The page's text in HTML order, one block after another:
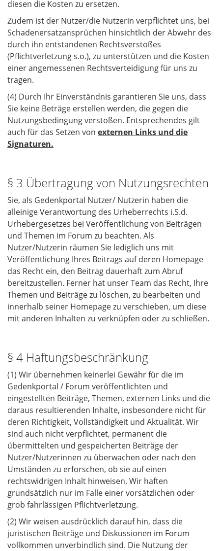
diesen die Kosten zu ersetzen.
Zudem ist der Nutzer/die Nutzerin verpflichtet uns, bei
Schadenersatzansprüchen hinsichtlich der Abwehr des
durch ihn entstandenen Rechtsverstoßes
(Pflichtverletzung s.o.), zu unterstützen und die Kosten
einer angemessenen Rechtsverteidigung für uns zu
tragen.
(4) Durch Ihr Einverständnis garantieren Sie uns, dass
Sie keine Beträge erstellen werden, die gegen die
Nutzungsbedingung verstoßen. Entsprechendes gilt
auch für das Setzen von externen Links und die
Signaturen.
§ 3 Übertragung von Nutzungsrechten
Sie, als Gedenkportal Nutzer/ Nutzerin haben die
alleinige Verantwortung des Urheberrechts i.S.d.
Urhebergesetzes bei Veröffentlichung von Beiträgen
und Themen im Forum zu beachten. Als
Nutzer/Nutzerin räumen Sie lediglich uns mit
Veröffentlichung Ihres Beitrags auf deren Homepage
das Recht ein, den Beitrag dauerhaft zum Abruf
bereitzustellen. Ferner hat unser Team das Recht, Ihre
Themen und Beiträge zu löschen, zu bearbeiten und
innerhalb seiner Homepage zu verschieben, um diese
mit anderen Inhalten zu verknüpfen oder zu schließen.
§ 4 Haftungsbeschränkung
(1) Wir übernehmen keinerlei Gewähr für die im
Gedenkportal / Forum veröffentlichten und
eingestellten Beiträge, Themen, externen Links und die
daraus resultierenden Inhalte, insbesondere nicht für
deren Richtigkeit, Vollständigkeit und Aktualität. Wir
sind auch nicht verpflichtet, permanent die
übermittelten und gespeicherten Beiträge der
Nutzer/Nutzerinnen zu überwachen oder nach den
Umständen zu erforschen, ob sie auf einen
rechtswidrigen Inhalt hinweisen. Wir haften
grundsätzlich nur im Falle einer vorsätzlichen oder
grob fahrlässigen Pflichtverletzung.
(2) Wir weisen ausdrücklich darauf hin, dass die
juristischen Beiträge und Diskussionen im Forum
vollkommen unverbindlich sind. Die Nutzung der